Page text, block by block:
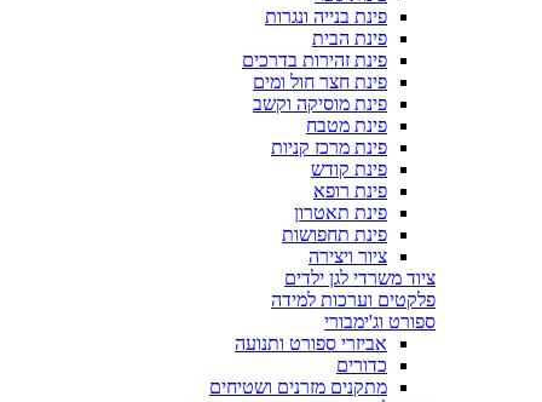
פינת בנייה ונגרות
פינת הבית
פינת זהירות בדרכים
פינת חצר חול ומים
פינת מוסיקה וקשב
פינת מטבח
פינת מרכז קניות
פינת קודש
פינת רופא
פינת תאטרון
פינת תחפושות
ציור ויצירה
ציוד משרדי לגן ילדים
פלקטים וערכות למידה
ספורט וג'ימבורי
אביזרי ספורט ותנועה
כדורים
מתקנים מזרנים ושטיחים